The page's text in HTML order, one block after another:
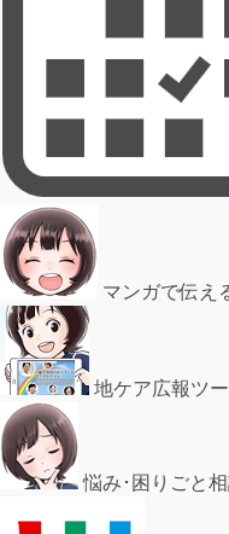
マンガで伝え
地ケア広報ツ
悩み･困りごと